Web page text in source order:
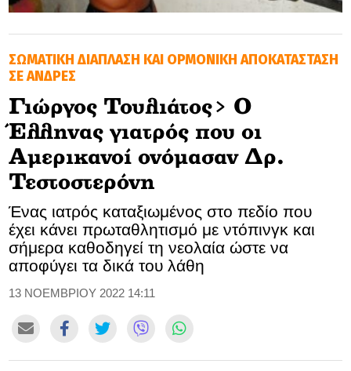
SOOZIE’S FRIENDS
CULTURE
TASTELAND
TECH
HEALTH
MEDIALAND
DRIVE
ΣΩΜΑΤΙΚΗ ΔΙΑΠΛΑΣΗ ΚΑΙ ΟΡΜΟΝΙΚΗ ΑΠΟΚΑΤΑΣΤΑΣΗ
ΣΕ ΑΝΔΡΕΣ
Γιώργος Τουλιάτος> Ο
Έλληνας γιατρός που οι
Αμερικανοί ονόμασαν Δρ.
Τεστοστερόνη
Ένας ιατρός καταξιωμένος στο πεδίο που
έχει κάνει πρωταθλητισμό με ντόπινγκ και
σήμερα καθοδηγεί τη νεολαία ώστε να
αποφύγει τα δικά του λάθη
13 ΝΟΕΜΒΡΙΟΥ 2022 14:11